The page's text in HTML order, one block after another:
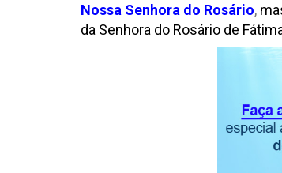
Nossa Senhora do Rosário,
da Senhora do Rosário de